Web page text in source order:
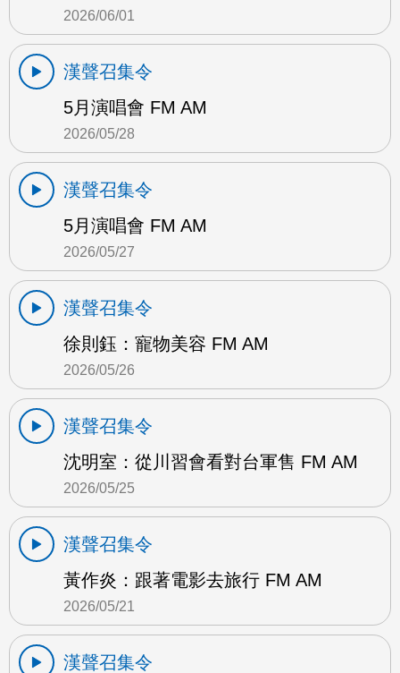
2026/06/01
漢聲召集令
5月演唱會 FM AM
2026/05/28
漢聲召集令
5月演唱會 FM AM
2026/05/27
漢聲召集令
徐則鈺：寵物美容 FM AM
2026/05/26
漢聲召集令
沈明室：從川習會看對台軍售 FM AM
2026/05/25
漢聲召集令
黃作炎：跟著電影去旅行 FM AM
2026/05/21
漢聲召集令